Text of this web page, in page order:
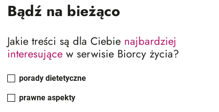
Bądź na bieżąco
Jakie treści są dla Ciebie najbardziej
interesujące w serwisie Biorcy życia?
porady dietetyczne
prawne aspekty